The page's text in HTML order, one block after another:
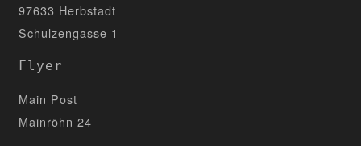
97633 Herbstadt
Schulzengasse 1
Flyer
Main Post
Mainröhn 24